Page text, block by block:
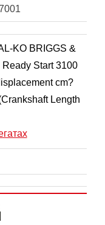
KO BRIGGS &
Start 3100
cm?
Length